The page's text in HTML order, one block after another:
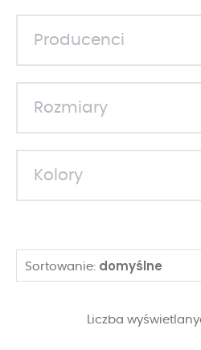
Producenci
Rozmiary
Kolory
Sortowanie: domyślne
Liczba